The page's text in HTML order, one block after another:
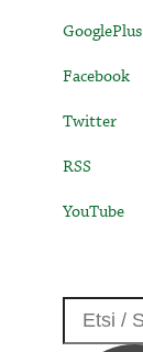
GooglePlus
Facebook
Twitter
RSS
YouTube